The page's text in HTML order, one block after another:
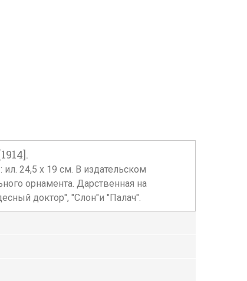
24,5 х 19 см. В издательском
орнамента. Дарственная на
доктор", "Слон"и "Палач".